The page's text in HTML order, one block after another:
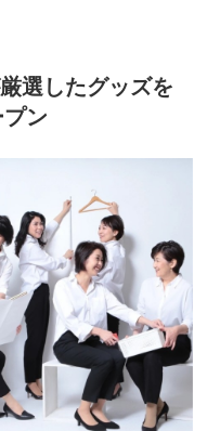
選したグッズを
ン